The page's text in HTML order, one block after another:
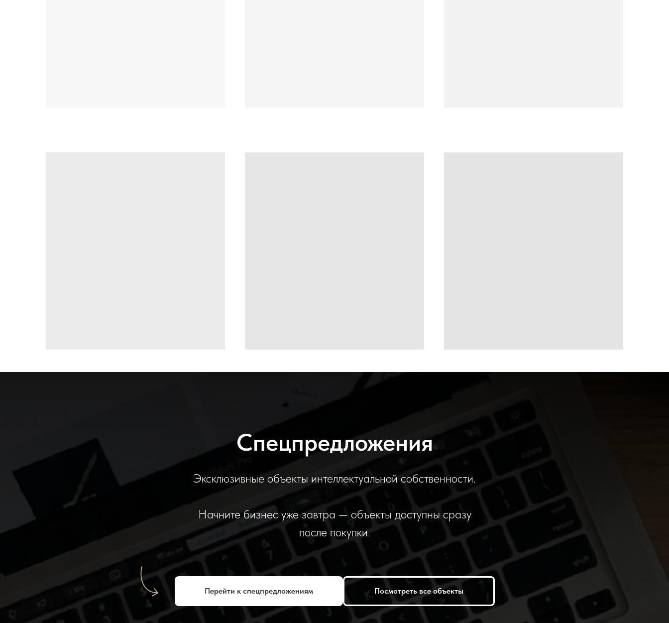
Спецпредложения
Эксклюзивные объекты интеллектуальной собственности.
Начните бизнес уже завтра — объекты доступны сразу
после покупки.
Перейти к спецпредложениям Посмотреть все объекты